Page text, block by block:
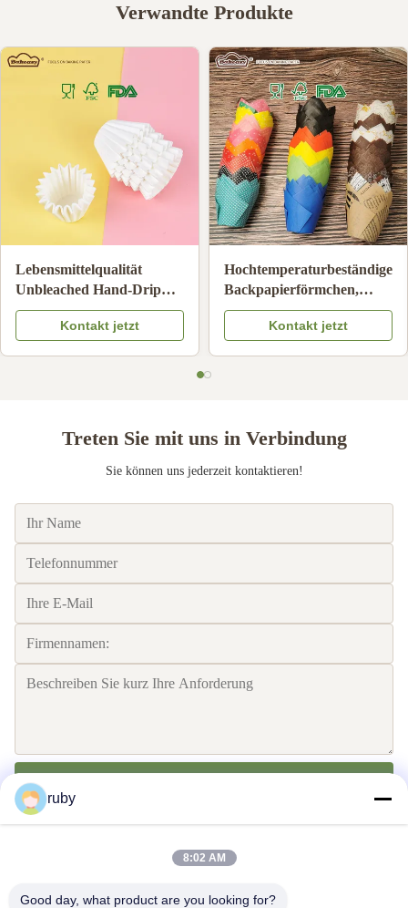
Verwandte Produkte
Lebensmittelqualität
Unbleached Hand-Drip
Kaffeefilter Ölbeständig
Kaffeesieber Papier
Kontakt jetzt
Hochtemperaturbeständige
Backpapierförmchen,
antihaftbeschichtete
Einweg-Cupcake-
Kontakt jetzt
Treten Sie mit uns in Verbindung
Sie können uns jederzeit kontaktieren!
ruby
8:02 AM
Good day, what product are you looking for?